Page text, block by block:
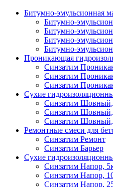
Битумно-эмульсионная
Битумно-
Битумно-
Битумно-
Битумно-
Проникающая
Синзатим
Синзатим
Синзатим
Сухие
Синзатим Шовный,
Синзатим Шовный,
Синзатим Шовный,
Ремонтные смеси для
Синзатим Ремонт
Синзатим Барьер
Сухие
Синзатим Напор,
Синзатим Напор,
Синзатим Напор,